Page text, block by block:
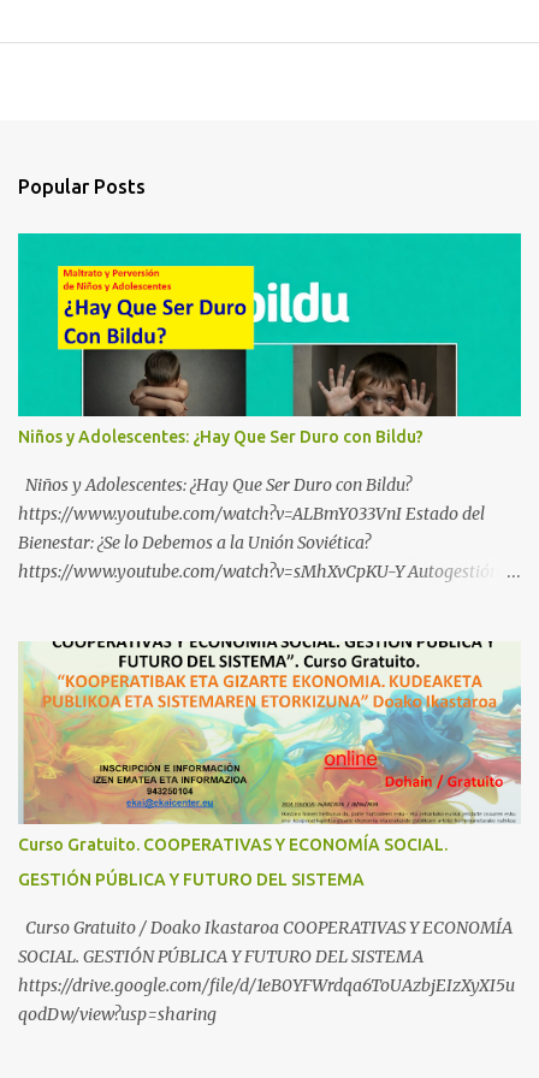
Popular Posts
Niños y Adolescentes: ¿Hay Que Ser Duro con Bildu?
Niños y Adolescentes: ¿Hay Que Ser Duro con Bildu?
https://www.youtube.com/watch?v=ALBmY033VnI Estado del
Bienestar: ¿Se lo Debemos a la Unión Soviética?
https://www.youtube.com/watch?v=sMhXvCpKU-Y Autogestión
Industrial https://www.youtube.com/shorts/dGKjgqEvRHk
¿Conoces los nuevos canales de BABESTU? Si quieres hacer algo, o
compartir ideas, para proteger a los niños y adolescentes vascos
frente a abusos y manipulaciones: BABESTUren kanal berriak
ezagutzen dituzu? Euskal haurrak eta nerabeak abusu eta
manipulazioetatik babesteko zerbait egin nahi baduzu, edo ideiak
partekatu nahi badituzu: Telegram :
https://whatsapp.com/channel/0029VbBW56k0LKZJWzQyoE1T
SÍGUENOS EN YOUTUBE: https://www.youtube.com/@ekaicenter?
sub_confirmation=1
Curso Gratuito. COOPERATIVAS Y ECONOMÍA SOCIAL.
GESTIÓN PÚBLICA Y FUTURO DEL SISTEMA
Curso Gratuito / Doako Ikastaroa COOPERATIVAS Y ECONOMÍA
SOCIAL. GESTIÓN PÚBLICA Y FUTURO DEL SISTEMA
https://drive.google.com/file/d/1eB0YFWrdqa6ToUAzbjEIzXyXI5u
qodDw/view?usp=sharing